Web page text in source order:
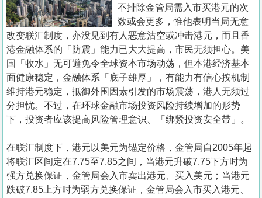
业
手
册
关
於
我
们
不排除金管局需入市买港元的次
数或会更多，惟他表明当局无意
改变联汇制度，亦没见到有人恶意沽空或冲击港元，而且香
港金融体系的「防震」能力已大大提高，市民无须担心。美
国「收水」无可避免令全球资本市场动荡，但本港经济基本
面健康稳定，金融体系「底子雄厚」，有能力有信心按机制
维持港元稳定，抵御外围因素引发的市场震荡，港人无须过
分担忧。不过，在环球金融市场投资风险持续增加的形势
下，投资者应该提高风险管理意识、「绑紧投资安全带」。
在联汇制度下，港元以美元为锚定价格，金管局自2005年起
将联汇区间定在7.75至7.85之间，当港元升破7.75下方时为
强方兑换保证，金管局会入市卖出港元、买入美元；当港元
跌破7.85上方时为弱方兑换保证，金管局会入市买入港元、